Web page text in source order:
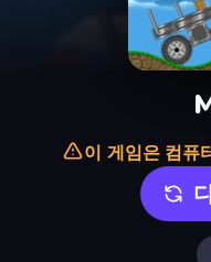
이 게임은 컴퓨